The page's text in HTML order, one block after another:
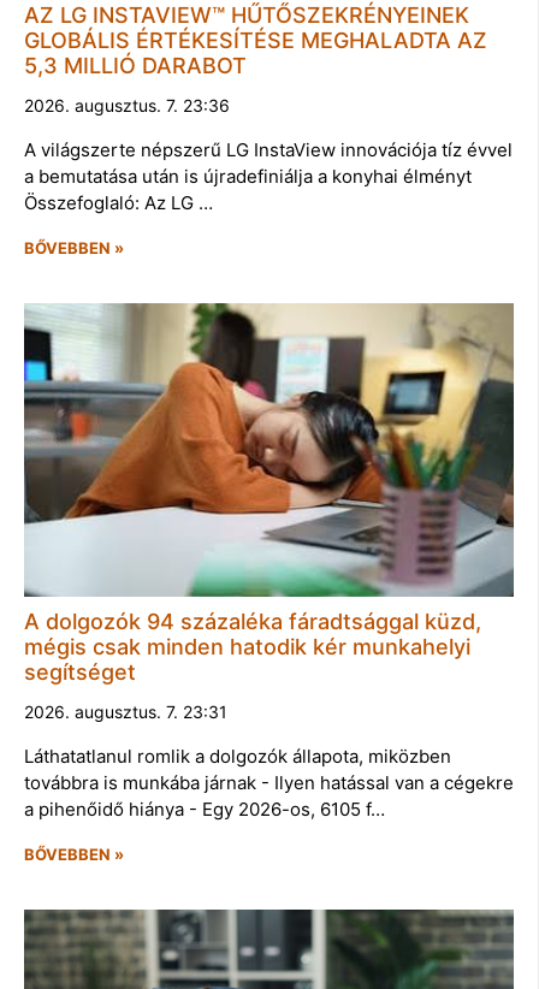
AZ LG INSTAVIEW™ HŰTŐSZEKRÉNYEINEK
GLOBÁLIS ÉRTÉKESÍTÉSE MEGHALADTA AZ
5,3 MILLIÓ DARABOT
2026. augusztus. 7. 23:36
A világszerte népszerű LG InstaView innovációja tíz évvel
a bemutatása után is újradefiniálja a konyhai élményt
Összefoglaló: Az LG …
BŐVEBBEN »
A dolgozók 94 százaléka fáradtsággal küzd,
mégis csak minden hatodik kér munkahelyi
segítséget
2026. augusztus. 7. 23:31
Láthatatlanul romlik a dolgozók állapota, miközben
továbbra is munkába járnak - Ilyen hatással van a cégekre
a pihenőidő hiánya - Egy 2026-os, 6105 f…
BŐVEBBEN »